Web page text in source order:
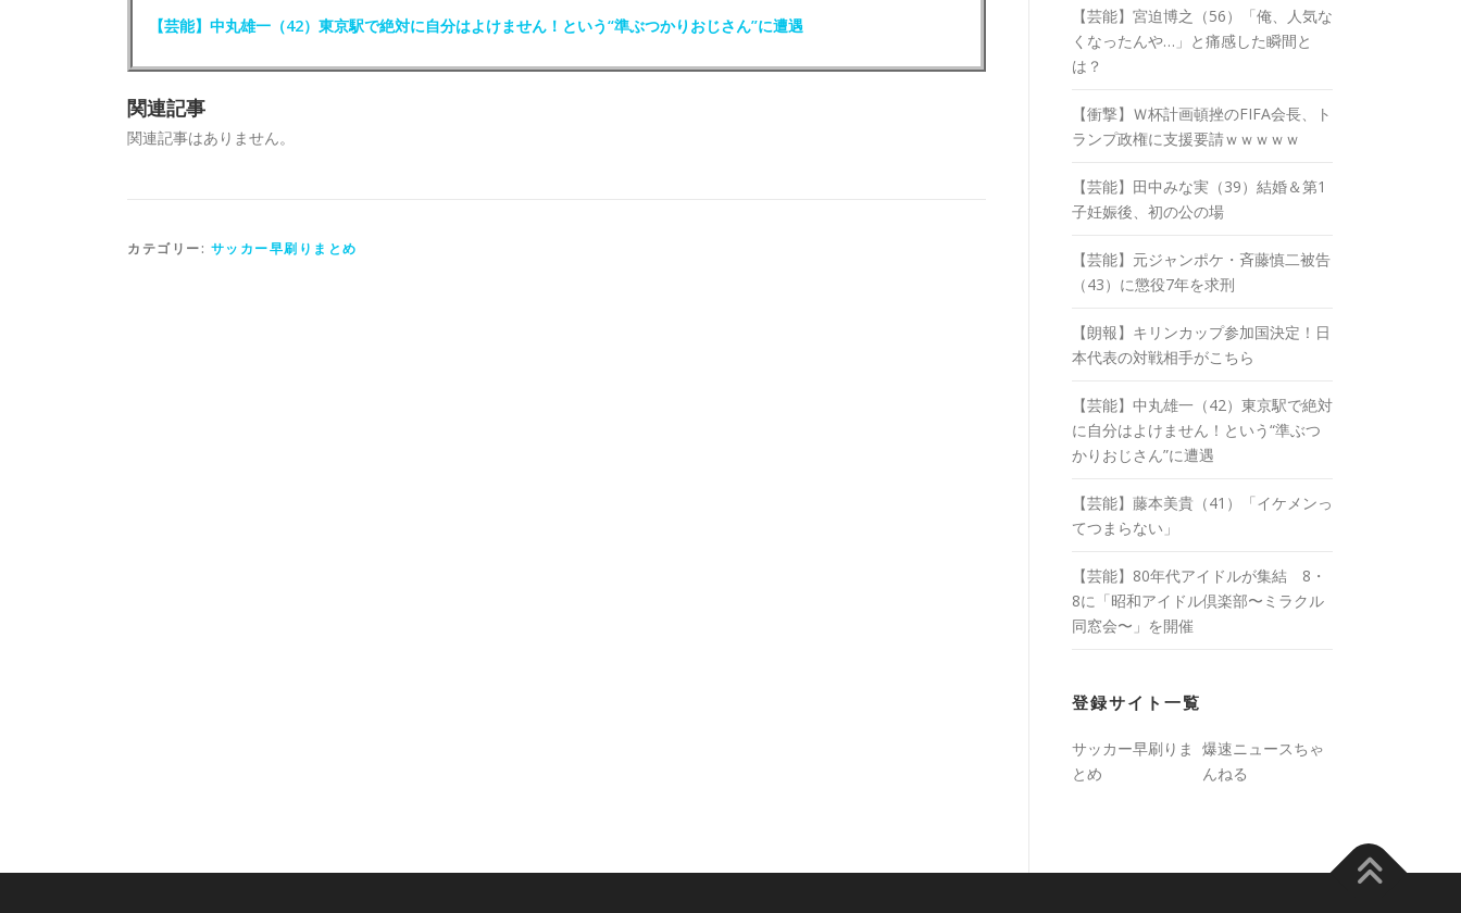
【芸能】中丸雄一（42）東京駅で絶対に自分はよけません！という“準ぶつかりおじさん”に遭遇
関連記事
関連記事はありません。
カテゴリー: サッカー早刷りまとめ
【芸能】宮迫博之（56）「俺、人気な
くなったんや…」と痛感した瞬間と
は？
【衝撃】Ｗ杯計画頓挫のFIFA会長、ト
ランプ政権に支援要請ｗｗｗｗｗ
【芸能】田中みな実（39）結婚＆第1
子妊娠後、初の公の場
【芸能】元ジャンポケ・斉藤慎二被告
（43）に懲役7年を求刑
【朗報】キリンカップ参加国決定！日
本代表の対戦相手がこちら
【芸能】中丸雄一（42）東京駅で絶対
に自分はよけません！という“準ぶつ
かりおじさん”に遭遇
【芸能】藤本美貴（41）「イケメンっ
てつまらない」
【芸能】80年代アイドルが集結 8・
8に「昭和アイドル倶楽部〜ミラクル
同窓会〜」を開催
登録サイト一覧
サッカー早刷りま
とめ
爆速ニュースちゃ
んねる